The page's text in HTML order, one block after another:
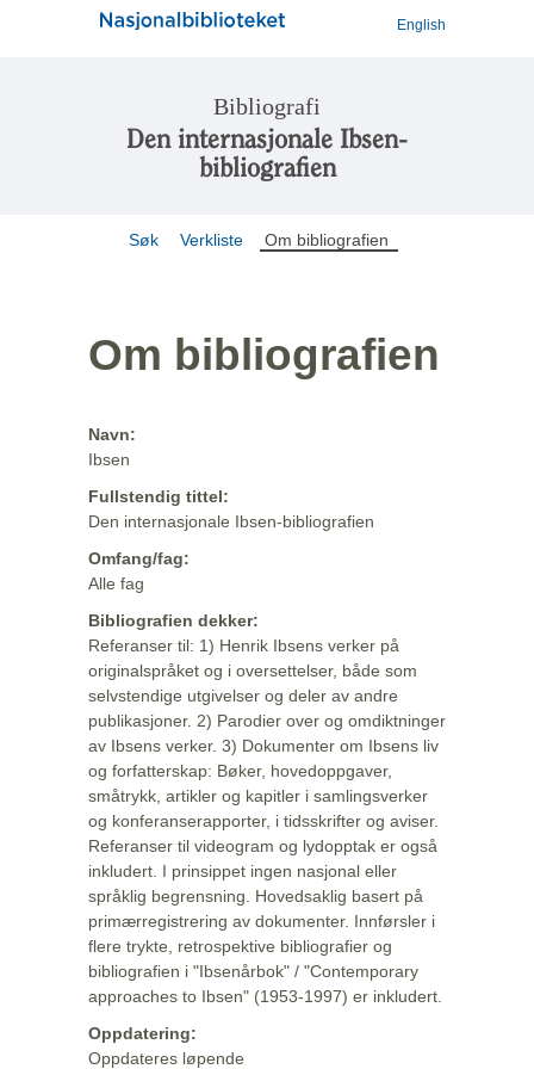
English
Bibliografi
Den internasjonale Ibsen-
bibliografien
Søk Verkliste Om bibliografien
Om bibliografien
Navn:
Ibsen
Fullstendig tittel:
Den internasjonale Ibsen-bibliografien
Omfang/fag:
Alle fag
Bibliografien dekker:
Referanser til: 1) Henrik Ibsens verker på
originalspråket og i oversettelser, både som
selvstendige utgivelser og deler av andre
publikasjoner. 2) Parodier over og omdiktninger
av Ibsens verker. 3) Dokumenter om Ibsens liv
og forfatterskap: Bøker, hovedoppgaver,
småtrykk, artikler og kapitler i samlingsverker
og konferanserapporter, i tidsskrifter og aviser.
Referanser til videogram og lydopptak er også
inkludert. I prinsippet ingen nasjonal eller
språklig begrensning. Hovedsaklig basert på
primærregistrering av dokumenter. Innførsler i
flere trykte, retrospektive bibliografier og
bibliografien i "Ibsenårbok" / "Contemporary
approaches to Ibsen" (1953-1997) er inkludert.
Oppdatering:
Oppdateres løpende